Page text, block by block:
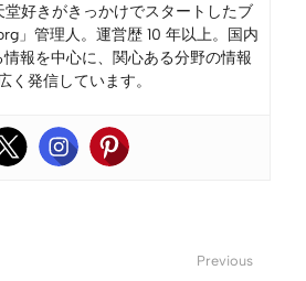
堂好きがきっかけでスタートしたブ
」管理人。運営歴 10 年以上。国内
報を中心に、関心ある分野の情報
く発信しています。
Previous